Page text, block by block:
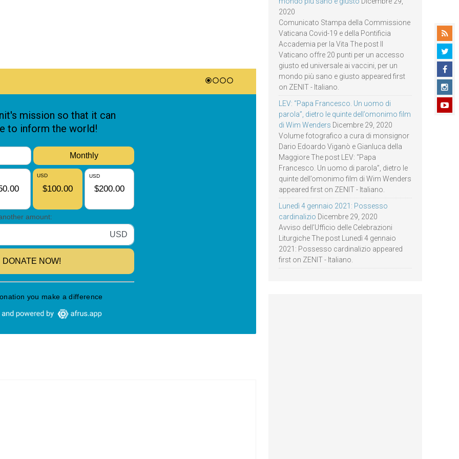
2020
Comunicato Stampa della Commissione
Vaticana Covid-19 e della Pontificia
Accademia per la Vita The post Il
Vaticano offre 20 punti per un accesso
giusto ed universale ai vaccini, per un
mondo più sano e giusto appeared first
on ZENIT - Italiano.
LEV: “Papa Francesco. Un uomo di
parola”, dietro le quinte dell’omonimo film
di Wim Wenders Dicembre 29, 2020
Volume fotografico a cura di monsignor
Dario Edoardo Viganò e Gianluca della
Maggiore The post LEV: “Papa
Francesco. Un uomo di parola”, dietro le
quinte dell’omonimo film di Wim Wenders
appeared first on ZENIT - Italiano.
Lunedì 4 gennaio 2021: Possesso
cardinalizio Dicembre 29, 2020
Avviso dell’Ufficio delle Celebrazioni
Liturgiche The post Lunedì 4 gennaio
2021: Possesso cardinalizio appeared
first on ZENIT - Italiano.